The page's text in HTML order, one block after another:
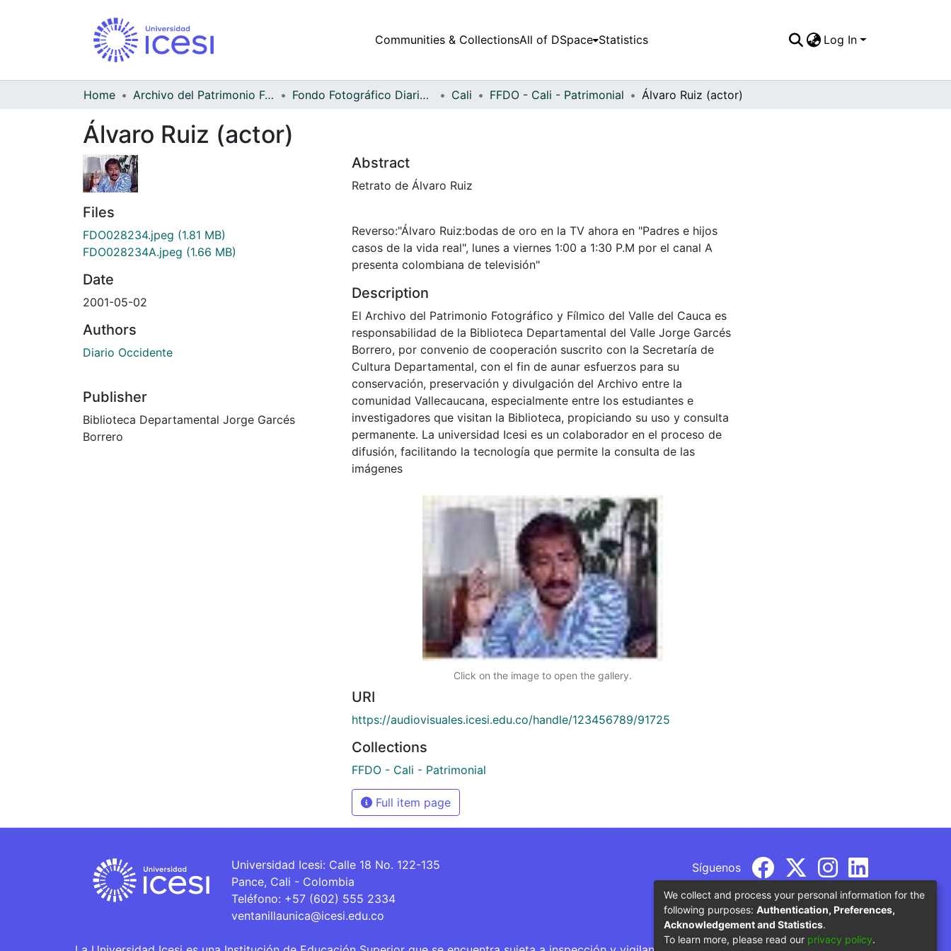
Communities & CollectionsAll of DSpace Statistics Log In
Home Archivo del Patrimonio Fotográfico y Fílmico del Valle del Cauca Fondo Fotográfico Diario Occidente Cali FFDO - Cali - Patrimonial Álvaro Ruiz (actor)
Álvaro Ruiz (actor)
Files
FDO028234.jpeg (1.81 MB)
FDO028234A.jpeg (1.66 MB)
Date
2001-05-02
Authors
Diario Occidente
Publisher
Biblioteca Departamental Jorge Garcés
Borrero
Abstract
Retrato de Álvaro Ruiz
Reverso:"Álvaro Ruiz:bodas de oro en la TV ahora en "Padres e hijos
casos de la vida real", lunes a viernes 1:00 a 1:30 P.M por el canal A
presenta colombiana de televisión"
Description
El Archivo del Patrimonio Fotográfico y Fílmico del Valle del Cauca es
responsabilidad de la Biblioteca Departamental del Valle Jorge Garcés
Borrero, por convenio de cooperación suscrito con la Secretaría de
Cultura Departamental, con el fin de aunar esfuerzos para su
conservación, preservación y divulgación del Archivo entre la
comunidad Vallecaucana, especialmente entre los estudiantes e
investigadores que visitan la Biblioteca, propiciando su uso y consulta
permanente. La universidad Icesi es un colaborador en el proceso de
difusión, facilitando la tecnología que permite la consulta de las
imágenes
Click on the image to open the gallery.
URI
https://audiovisuales.icesi.edu.co/handle/123456789/91725
Collections
FFDO - Cali - Patrimonial
Full item page
Universidad Icesi: Calle 18 No. 122-135
Pance, Cali - Colombia
Teléfono: +57 (602) 555 2334
ventanillaunica@icesi.edu.co
Síguenos
We collect and process your personal information for the
following purposes: Authentication, Preferences,
Acknowledgement and Statistics.
To learn more, please read our privacy policy.